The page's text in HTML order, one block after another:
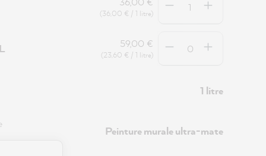
(36,00 € / 1 litre)
59,00 €
(23,60 € / 1 litre)
1 litre
Peinture murale ultra-mate